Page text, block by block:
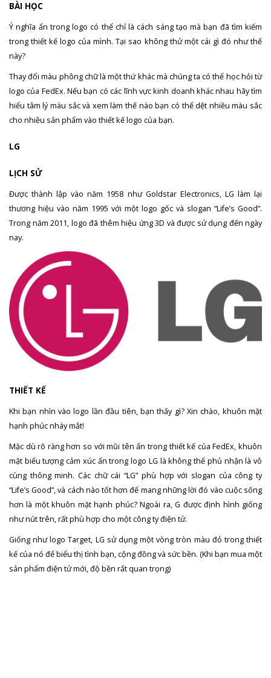
BÀI HỌC
Ý nghĩa ẩn trong logo có thể chỉ là cách sáng tạo mà bạn đã tìm kiếm
trong thiết kế logo của mình. Tại sao không thử một cái gì đó như thế
này?
Thay đổi màu phông chữ là một thứ khác mà chúng ta có thể học hỏi từ
logo của FedEx. Nếu bạn có các lĩnh vực kinh doanh khác nhau hãy tìm
hiểu tâm lý màu sắc và xem làm thế nào bạn có thể dệt nhiều màu sắc
cho nhiều sản phẩm vào thiết kế logo của bạn.
LG
LỊCH SỬ
Được thành lập vào năm 1958 như Goldstar Electronics, LG làm lại
thương hiệu vào năm 1995 với một logo gốc và slogan “Life’s Good”.
Trong năm 2011, logo đã thêm hiệu ứng 3D và được sử dụng đến ngày
nay.
THIẾT KẾ
Khi bạn nhìn vào logo lần đầu tiên, bạn thấy gì? Xin chào, khuôn mặt
hạnh phúc nháy mắt!
Mặc dù rõ ràng hơn so với mũi tên ẩn trong thiết kế của FedEx, khuôn
mặt biểu tượng cảm xúc ẩn trong logo LG là không thể phủ nhận là vô
cùng thông minh. Các chữ cái “LG” phù hợp với slogan của công ty
“Life’s Good”, và cách nào tốt hơn để mang những lời đó vào cuộc sống
hơn là một khuôn mặt hạnh phúc? Ngoài ra, G được định hình giống
như nút trên, rất phù hợp cho một công ty điện tử.
Giống như logo Target, LG sử dụng một vòng tròn màu đỏ trong thiết
kế của nó để biểu thị tình bạn, cộng đồng và sức bền. (Khi bạn mua một
sản phẩm điện tử mới, độ bền rất quan trọng)